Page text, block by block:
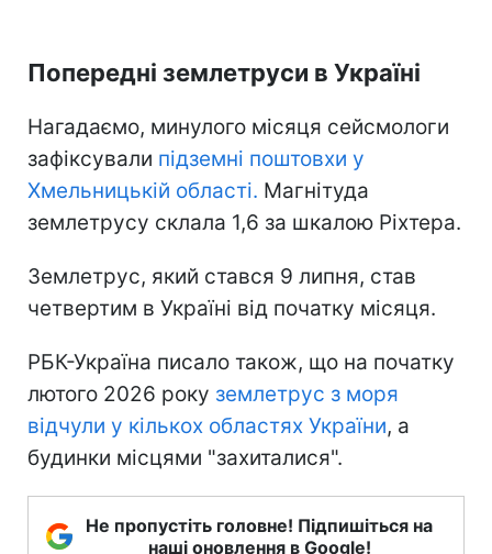
Попередні землетруси в Україні
Нагадаємо, минулого місяця сейсмологи
зафіксували підземні поштовхи у
Хмельницькій області. Магнітуда
землетрусу склала 1,6 за шкалою Ріхтера.
Землетрус, який стався 9 липня, став
четвертим в Україні від початку місяця.
РБК-Україна писало також, що на початку
лютого 2026 року землетрус з моря
відчули у кількох областях України, а
будинки місцями "захиталися".
Не пропустіть головне! Підпишіться на
наші оновлення в Google!